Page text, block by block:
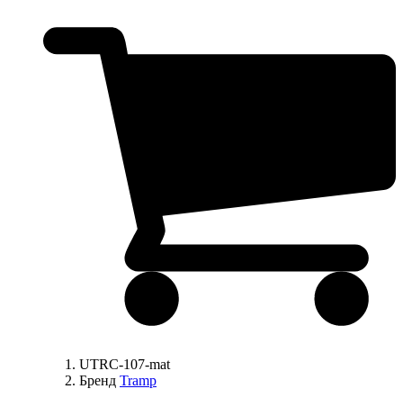
UTRC-107-mat
Бренд Tramp